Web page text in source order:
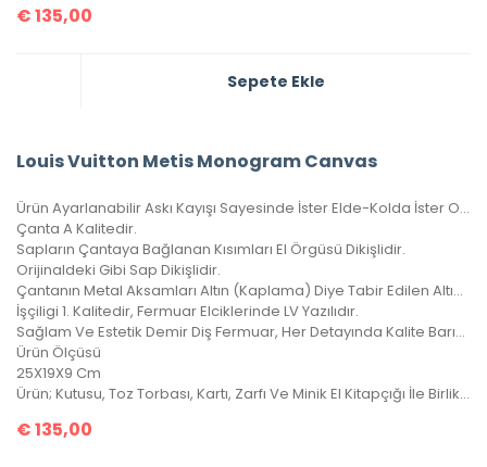
€135,00
Sepete Ekle
Louis Vuitton Metis Monogram Canvas
Ürün Ayarlanabilir Askı Kayışı Sayesinde İster Elde-Kolda İster Omuzda Çarpraz Ve Düz Taşınabilir.
Çanta A Kalitedir.
Sapların Çantaya Bağlanan Kısımları El Örgüsü Dikişlidir.
Orijinaldeki Gibi Sap Dikişlidir.
Çantanın Metal Aksamları Altın (Kaplama) Diye Tabir Edilen Altın Banyodur, Yıllarca Kararma Yapmaz.
İşçiligi 1. Kalitedir, Fermuar Elciklerinde LV Yazılıdır.
Sağlam Ve Estetik Demir Diş Fermuar, Her Detayında Kalite Barındıran Harika Bir Çanta, 4 Mevsim Kullanılabilir.
Ürün Ölçüsü
25X19X9 Cm
Ürün; Kutusu, Toz Torbası, Kartı, Zarfı Ve Minik El Kitapçığı İle Birlikte Gönderilecektir.
€135,00